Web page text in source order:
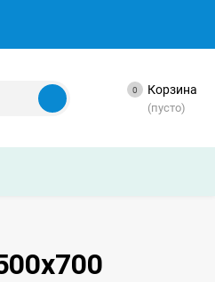
0 Корзина
(пусто)